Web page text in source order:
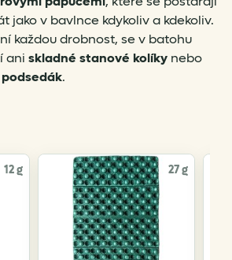
jako v bavlnce kdykoliv a kdekoliv.
každou drobnost, se v batohu
ani skladné stanové kolíkynebo
.
12 g 27 g